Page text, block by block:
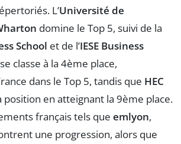
L’Université de
domine le Top 5, suivi de la
School et de l’IESE Business
se classe à la 4ème place,
dans le Top 5, tandis que HEC
position en atteignant la 9ème place.
français tels que emlyon,
une progression, alors que